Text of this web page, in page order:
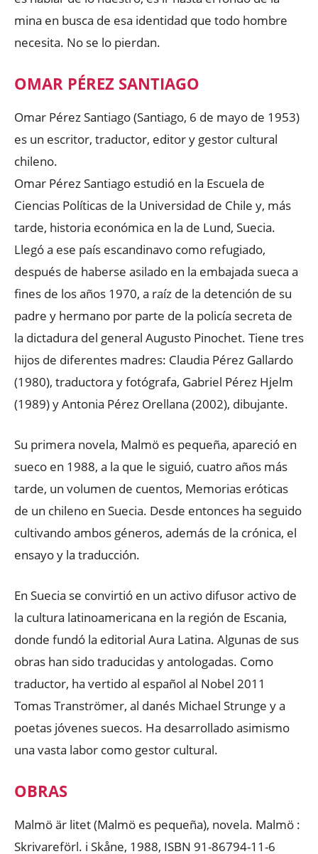
mina en busca de esa identidad que todo hombre
necesita. No se lo pierdan.
OMAR PÉREZ SANTIAGO
Omar Pérez Santiago (Santiago, 6 de mayo de 1953)
es un escritor, traductor, editor y gestor cultural
chileno.
Omar Pérez Santiago estudió en la Escuela de
Ciencias Políticas de la Universidad de Chile y, más
tarde, historia económica en la de Lund, Suecia.
Llegó a ese país escandinavo como refugiado,
después de haberse asilado en la embajada sueca a
fines de los años 1970, a raíz de la detención de su
padre y hermano por parte de la policía secreta de
la dictadura del general Augusto Pinochet. Tiene tres
hijos de diferentes madres: Claudia Pérez Gallardo
(1980), traductora y fotógrafa, Gabriel Pérez Hjelm
(1989) y Antonia Pérez Orellana (2002), dibujante.
Su primera novela, Malmö es pequeña, apareció en
sueco en 1988, a la que le siguió, cuatro años más
tarde, un volumen de cuentos, Memorias eróticas
de un chileno en Suecia. Desde entonces ha seguido
cultivando ambos géneros, además de la crónica, el
ensayo y la traducción.
En Suecia se convirtió en un activo difusor activo de
la cultura latinoamericana en la región de Escania,
donde fundó la editorial Aura Latina. Algunas de sus
obras han sido traducidas y antologadas. Como
traductor, ha vertido al español al Nobel 2011
Tomas Tranströmer,​ al danés Michael Strunge​ y a
poetas jóvenes suecos. Ha desarrollado asimismo
una vasta labor como gestor cultural.
OBRAS
Malmö är litet (Malmö es pequeña), novela. Malmö :
Skrivareförl. i Skåne, 1988, ISBN 91-86794-11-6